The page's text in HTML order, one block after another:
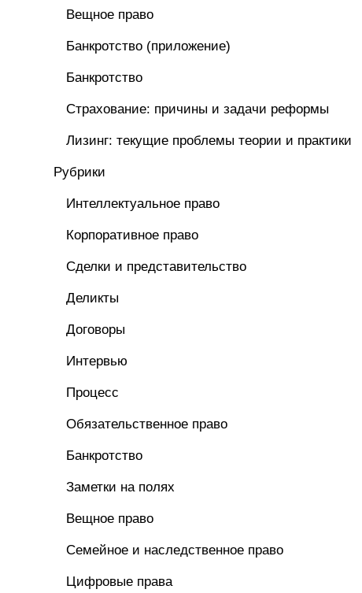
Вещное право
Банкротство (приложение)
Банкротство
Страхование: причины и задачи реформы
Лизинг: текущие проблемы теории и практики
Рубрики
Интеллектуальное право
Корпоративное право
Сделки и представительство
Деликты
Договоры
Интервью
Процесс
Обязательственное право
Банкротство
Заметки на полях
Вещное право
Семейное и наследственное право
Цифровые права